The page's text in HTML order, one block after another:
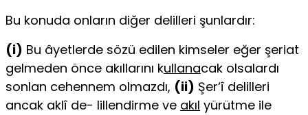
Bu konuda onların diğer delilleri şunlardır:
(i) Bu âyetlerde sözü edilen kimseler eğer şeriat
gelmeden önce akıllarını kullanacak olsalardı
sonlan cehennem olmazdı, (ii) Şer‘î delilleri
ancak aklî de- lillendirme ve akıl yürütme ile